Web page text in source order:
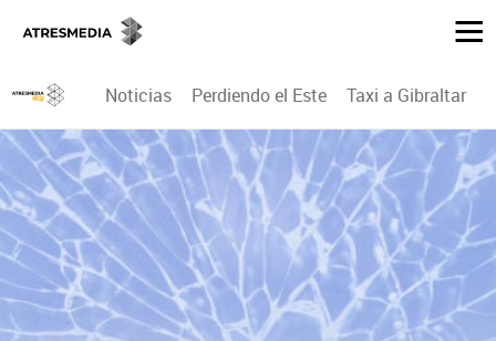
Noticias Perdiendo el Este Taxi a Gibraltar